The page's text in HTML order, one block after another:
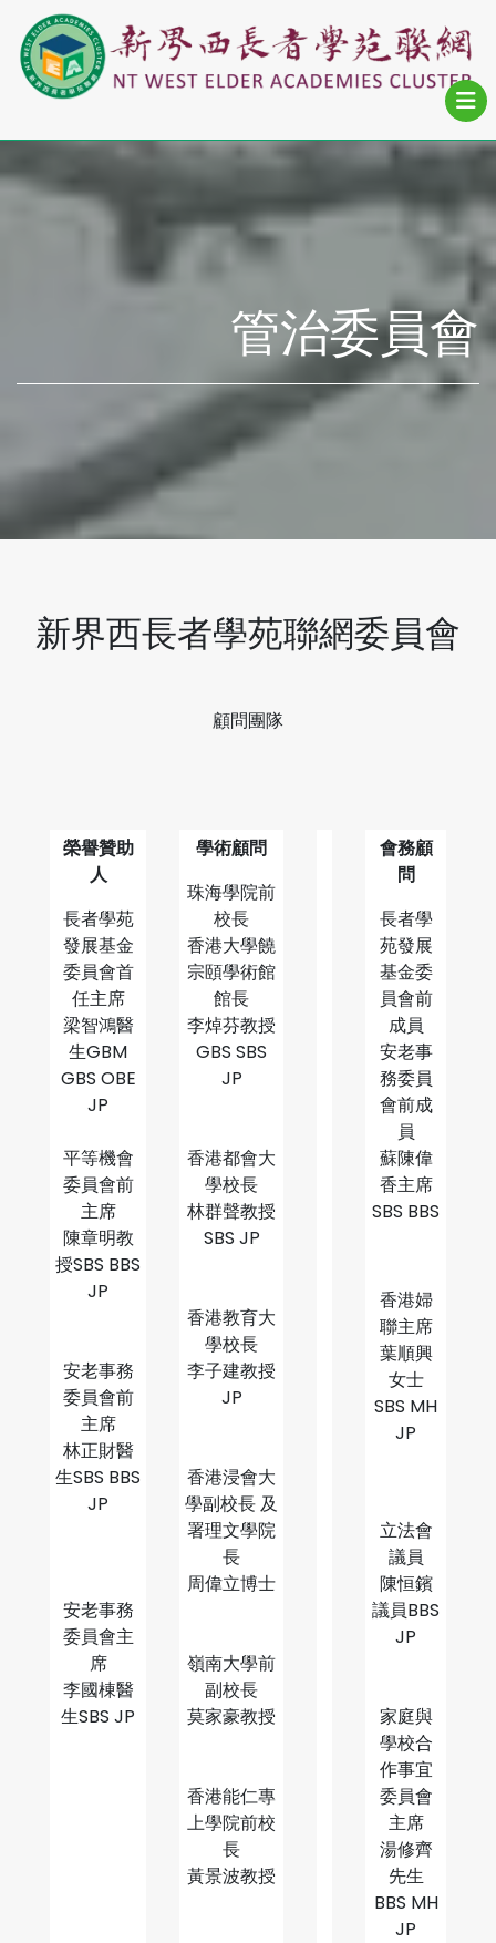
管治委員會
新界西長者學苑聯網委員會
顧問團隊
榮譽贊助
人
長者學苑
發展基金
委員會首
任主席
梁智鴻醫
生GBM
GBS OBE
JP
平等機會
委員會前
主席
陳章明教
授SBS BBS
JP
安老事務
委員會前
主席
林正財醫
生SBS BBS
JP
安老事務
委員會主
席
李國棟醫
生SBS JP
學術顧問
珠海學院前
校長
香港大學饒
宗頤學術館
館長
李焯芬教授
GBS SBS
JP
香港都會大
學校長
林群聲教授
SBS JP
香港教育大
學校長
李子建教授
JP
香港浸會大
學副校長 及
署理文學院
長
周偉立博士
嶺南大學前
副校長
莫家豪教授
香港能仁專
上學院前校
長
黃景波教授
會務顧
問
長者學
苑發展
基金委
員會前
成員
安老事
務委員
會前成
員
蘇陳偉
香主席
SBS BBS
香港婦
聯主席
葉順興
女士
SBS MH
JP
立法會
議員
陳恒鑌
議員BBS
JP
家庭與
學校合
作事宜
委員會
主席
湯修齊
先生
BBS MH
JP